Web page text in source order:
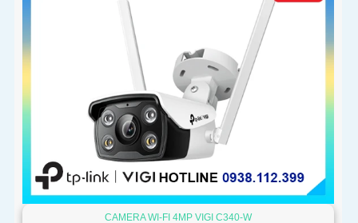
CAMERA WI-FI 4MP VIGI C340-W